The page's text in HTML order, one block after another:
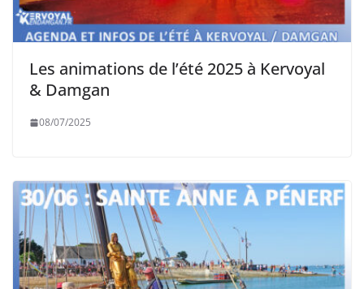
Les animations de l’été 2025 à Kervoyal
& Damgan
08/07/2025